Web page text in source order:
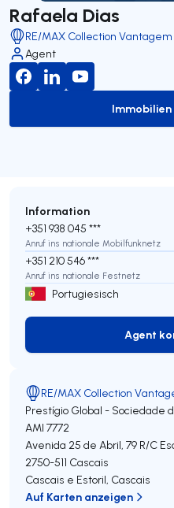
Rafaela Dias
RE/MAX Collection Vantagem
Agent
Immobilien
Information
+351 938 045 ***
Anruf ins nationale Mobilfunknetz
+351 210 546 ***
Anruf ins nationale Festnetz
Portugiesisch
Agent
RE/MAX Collection
Prestígio Global - Sociedade
AMI 7772
Avenida 25 de Abril, 79 R/C
2750-511 Cascais
Cascais e Estoril, Cascais
Auf Karten anzeigen